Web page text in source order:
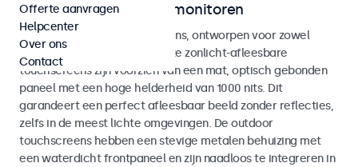
Outdoor touchscreen monitoren
Weersbestendige touchscreens, ontworpen voor zowel
binnen- als buitengebruik. Deze zonlicht-afleesbare
touchscreens zijn voorzien van een mat, optisch gebonden
paneel met een hoge helderheid van 1000 nits. Dit
garandeert een perfect afleesbaar beeld zonder reflecties,
zelfs in de meest lichte omgevingen. De outdoor
touchscreens hebben een stevige metalen behuizing met
een waterdicht frontpaneel en zijn naadloos te integreren in
Offerte aanvragen
Helpcenter
Over ons
Contact